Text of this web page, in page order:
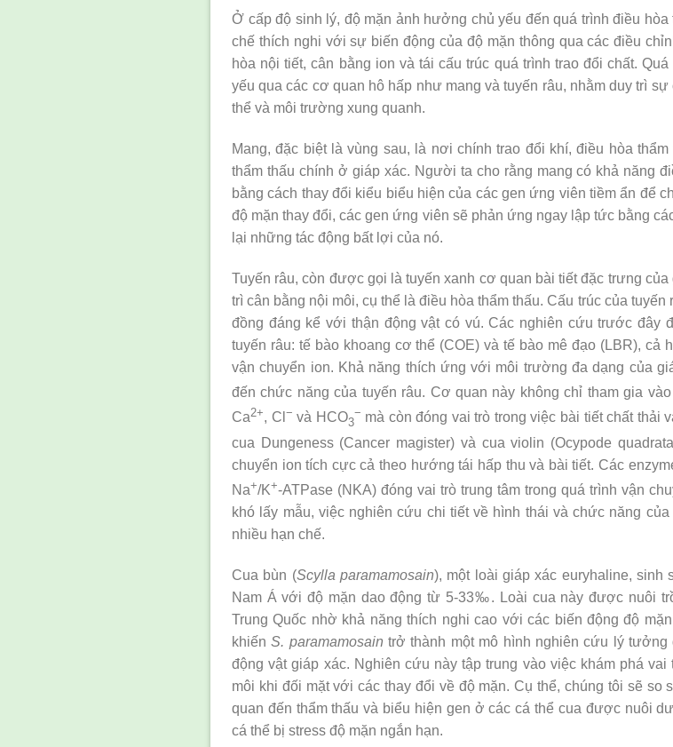
Ở cấp độ sinh lý, độ mặn ảnh hưởng chủ yếu đến quá trình điều
chế thích nghi với sự biến động của độ mặn thông qua các điều
hòa nội tiết, cân bằng ion và tái cấu trúc quá trình trao đổi chất.
yếu qua các cơ quan hô hấp như mang và tuyến râu, nhằm duy trì
thể và môi trường xung quanh.
Mang, đặc biệt là vùng sau, là nơi chính trao đổi khí, điều hòa
thẩm thấu chính ở giáp xác. Người ta cho rằng mang có khả năng
bằng cách thay đổi kiểu biểu hiện của các gen ứng viên tiềm ẩn để
độ mặn thay đổi, các gen ứng viên sẽ phản ứng ngay lập tức bằng
lại những tác động bất lợi của nó.
Tuyến râu, còn được gọi là tuyến xanh cơ quan bài tiết đặc trưng
trì cân bằng nội môi, cụ thể là điều hòa thẩm thấu. Cấu trúc của
đồng đáng kể với thận động vật có vú. Các nghiên cứu trước đây
tuyến râu: tế bào khoang cơ thể (COE) và tế bào mê đạo (LBR), cả
vận chuyển ion. Khả năng thích ứng với môi trường đa dạng của
đến chức năng của tuyến râu. Cơ quan này không chỉ tham gia
Ca2+, Cl − và HCO3
− mà còn đóng vai trò trong việc bài tiết chất thải
cua Dungeness (Cancer magister) và cua violin (Ocypode
chuyển ion tích cực cả theo hướng tái hấp thu và bài tiết. Các
Na+/K+-ATPase (NKA) đóng vai trò trung tâm trong quá trình vận
khó lấy mẫu, việc nghiên cứu chi tiết về hình thái và chức năng
nhiều hạn chế.
Cua bùn (Scylla paramamosain), một loài giáp xác euryhaline,
Nam Á với độ mặn dao động từ 5-33‰. Loài cua này được nuôi
Trung Quốc nhờ khả năng thích nghi cao với các biến động độ
khiếnS. paramamosain trở thành một mô hình nghiên cứu lý
động vật giáp xác. Nghiên cứu này tập trung vào việc khám phá
môi khi đối mặt với các thay đổi về độ mặn. Cụ thể, chúng tôi sẽ so
quan đến thẩm thấu và biểu hiện gen ở các cá thể cua được nuôi
cá thể bị stress độ mặn ngắn hạn.